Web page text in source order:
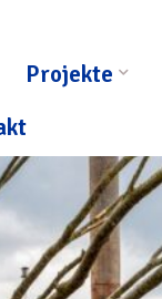
Projekte